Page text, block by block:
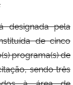
designada pela
de cinco
programa(s) de
sendo três